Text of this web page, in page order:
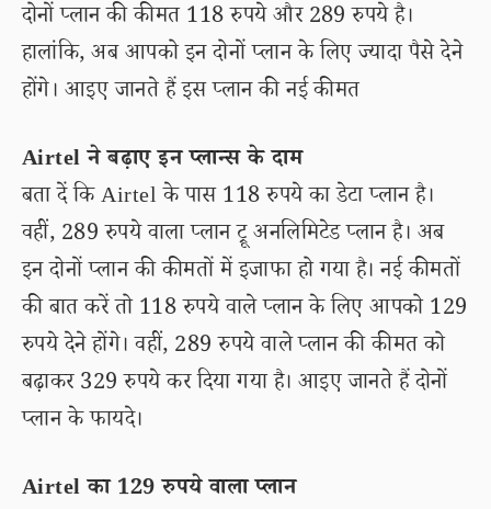
दोनों प्लान की कीमत 118 रुपये और 289 रुपये है।
हालांकि, अब आपको इन दोनों प्लान के लिए ज्यादा पैसे देने
होंगे। आइए जानते हैं इस प्लान की नई कीमत
Airtel ने बढ़ाए इन प्लान्स के दाम
बता दें कि Airtel के पास 118 रुपये का डेटा प्लान है।
वहीं, 289 रुपये वाला प्लान ट्रू अनलिमिटेड प्लान है। अब
इन दोनों प्लान की कीमतों में इजाफा हो गया है। नई कीमतों
की बात करें तो 118 रुपये वाले प्लान के लिए आपको 129
रुपये देने होंगे। वहीं, 289 रुपये वाले प्लान की कीमत को
बढ़ाकर 329 रुपये कर दिया गया है। आइए जानते हैं दोनों
प्लान के फायदे।
Airtel का 129 रुपये वाला प्लान